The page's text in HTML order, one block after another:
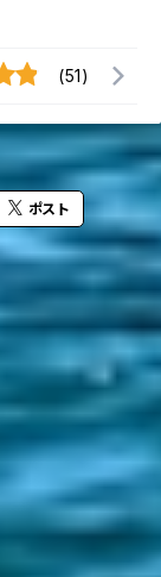
(51)
ポスト